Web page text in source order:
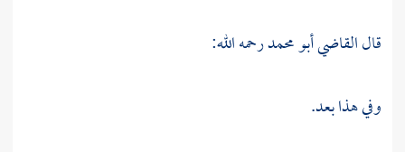
قالالقاضي أبو محمدرحمه الله:
وفي هذا بعد.